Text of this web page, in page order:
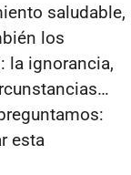
saludable,
los
la ignorancia,
esta